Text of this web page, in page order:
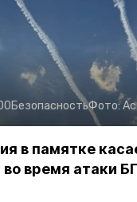
БезопасностьФото:
в памятке
во время атаки